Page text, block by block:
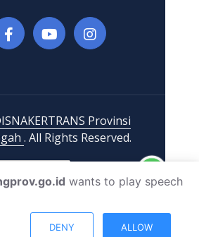
Provinsi
. All Rights Reserved.
wants to play speech
DENY ALLOW